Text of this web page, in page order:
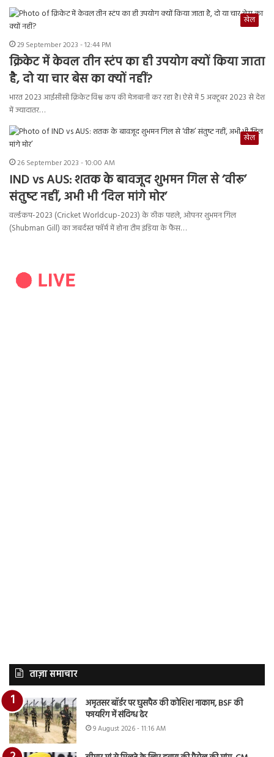
खेल
29 September 2023 - 12:44 PM
क्रिकेट में केवल तीन स्टंप का ही उपयोग क्यों किया जाता
है, दो या चार बेस का क्‍यों नहीं?
भारत 2023 आईसीसी क्रिकेट विश्व कप की मेजबानी कर रहा है। ऐसे में 5 अक्टूबर 2023 से देश
में ज्यादातर…
खेल
26 September 2023 - 10:00 AM
IND vs AUS: शतक के बावजूद शुभमन गिल से ‘वीरू’
संतुष्‍ट नहीं, अभी भी ‘दिल मांगे मोर’
वर्ल्‍डकप-2023 (Cricket Worldcup-2023) के ठीक पहले, ओपनर शुभमन गिल
(Shubman Gill) का जबर्दस्‍त फॉर्म में होना टीम इंडिया के फैंस…
ताज़ा समाचार
अमृतसर बॉर्डर पर घुसपैठ की कोशिश नाकाम, BSF की
फायरिंग में संदिग्ध ढेर
9 August 2026 - 11:16 AM